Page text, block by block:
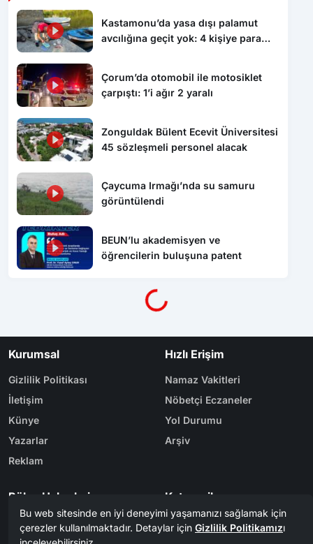
Kastamonu’da yasa dışı palamut
avcılığına geçit yok: 4 kişiye para
Çorum’da otomobil ile motosiklet
çarpıştı: 1’i ağır 2 yaralı
Zonguldak Bülent Ecevit Üniversitesi
45 sözleşmeli personel alacak
Çaycuma Irmağı’nda su samuru
görüntülendi
BEUN’lu akademisyen ve
öğrencilerin buluşuna patent
Yükleniyor...
Kurumsal
Gizlilik Politikası
İletişim
Künye
Yazarlar
Reklam
Hızlı Erişim
Namaz Vakitleri
Nöbetçi Eczaneler
Yol Durumu
Arşiv
Bölge Haberleri
Karabük
Kategoriler
Dünya